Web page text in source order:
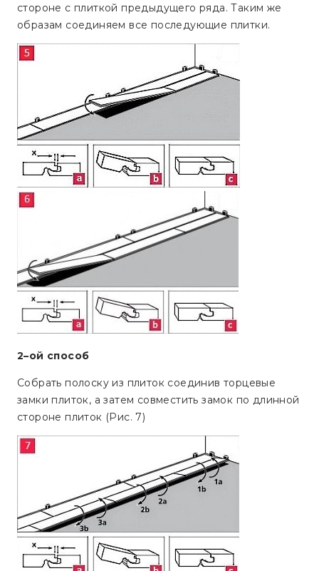
стороне с плиткой предыдущего ряда. Таким же
образам соединяем все последующие плитки.
2–ой способ
Собрать полоску из плиток соединив торцевые
замки плиток, а затем совместить замок по длинной
стороне плиток (Рис. 7)